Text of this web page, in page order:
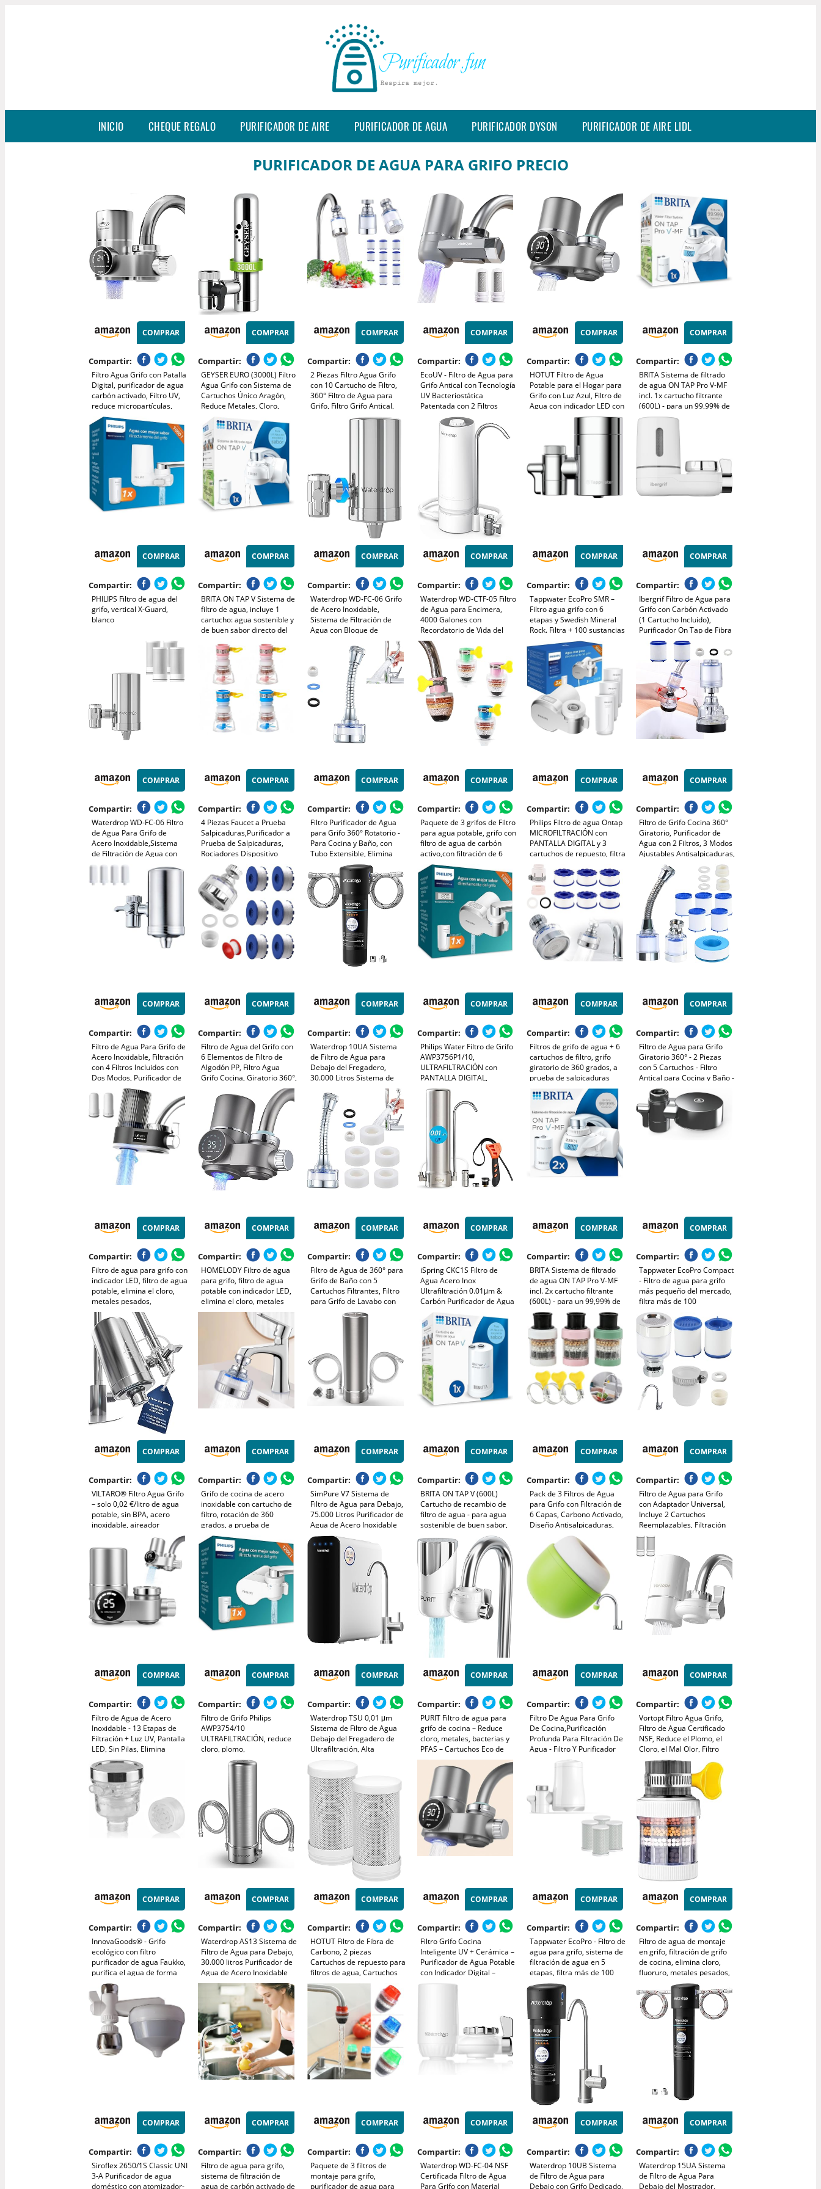
INICIO CHEQUE REGALO PURIFICADOR DE AIRE PURIFICADOR DE AGUA PURIFICADOR DYSON PURIFICADOR DE AIRE LIDL
PURIFICADOR DE AGUA PARA GRIFO PRECIO
COMPRAR
Compartir:
Filtro Agua Grifo con Patalla
Digital, purificador de agua
carbón activado, Filtro UV,
reduce micropartículas,
metales y sustancias que
afectan el sabor, un
cartucho 1000 Litros
COMPRAR
Compartir:
GEYSER EURO (3000L) Filtro
Agua Grifo con Sistema de
Cartuchos Único Aragón,
Reduce Metales, Cloro,
Bacterias, Pesticidas, Filtro
de Agua para Grifo
(Cartucho de 3000 l
Incluido)
COMPRAR
Compartir:
2 Piezas Filtro Agua Grifo
con 10 Cartucho de Filtro,
360° Filtro de Agua para
Grifo, Filtro Grifo Antical,
Filtros de Agua para Grifo,
COMPRAR
Compartir:
EcoUV - Filtro de Agua para
Grifo Antical con Tecnología
UV Bacteriostática
Patentada con 2 Filtros
Antical y Fibra de Carbono -
Elimina Cal, Cloro, Bacterias
COMPRAR
Compartir:
HOTUT Filtro de Agua
Potable para el Hogar para
Grifo con Luz Azul, Filtro de
Agua con indicador LED con
1 Cartuchos de Fibra de
COMPRAR
Compartir:
BRITA Sistema de filtrado
de agua ON TAP Pro V-MF
incl. 1x cartucho filtrante
(600L) - para un 99,99% de
agua libre de bacterias,
reduciendo PFAS, incl.
cuenta atrás digital LCD de
COMPRAR
Compartir:
PHILIPS Filtro de agua del
grifo, vertical X-Guard,
blanco
COMPRAR
Compartir:
BRITA ON TAP V Sistema de
filtro de agua, incluye 1
cartucho: agua sostenible y
de buen sabor directo del
micropartículas, PFAS,
metales y sustancias que
afectan el sabor.
COMPRAR
Compartir:
Waterdrop WD-FC-06 Grifo
de Acero Inoxidable,
Sistema de Filtración de
Agua con Bloque de
Carbón, Elimina el Cloro, los
Metales Pesados y el Mal
Sabor (1 Filtro Incluido)
COMPRAR
Compartir:
Waterdrop WD-CTF-05 Filtro
de Agua para Encimera,
4000 Galones con
Recordatorio de Vida del
Filtro, Reduce los Metales
Pesados, el mal Olor y 99%
de Cloro (1 Filtro Incluido)
COMPRAR
Compartir:
Tappwater EcoPro SMR –
Filtro agua grifo con 6
etapas y Swedish Mineral
Rock. Filtra + 100 sustancias
y añade minerales
esenciales para agua pura y
saludable. Purificador agua
con tecnología exclusiva
COMPRAR
Compartir:
Ibergrif Filtro de Agua para
Grifo con Carbón Activado
(1 Cartucho Incluido),
Purificador On Tap de Fibra
que Reduce Cloro, PFAS,
Sedimentos y Mal Sabor,
Fácil Instalación, Blanco,
COMPRAR
Compartir:
Waterdrop WD-FC-06 Filtro
de Agua Para Grifo de
Acero Inoxidable,Sistema
de Filtración de Agua con
Bloque de Carbón,Reduce el
Cloro,el olor y el Mal
Sabor(4 Filtros Incluidos)
COMPRAR
Compartir:
4 Piezas Faucet a Prueba
Salpicaduras,Purificador a
Prueba de Salpicaduras,
Rociadores Dispositivo
Ahorro Agua,utilizado en
grifos plegables de cocina,
baño y ducha(Rosa,azul)
COMPRAR
Compartir:
Filtro Purificador de Agua
para Grifo 360° Rotatorio -
Para Cocina y Baño, con
Tubo Extensible, Elimina
Cloro, Fluoruro, Metales
Pesados y Cal (Agua Dura)
COMPRAR
Compartir:
Paquete de 3 grifos de Filtro
para agua potable, grifo con
filtro de agua de carbón
activo,con filtración de 6
capas, Accesorio de filtro de
agua para cocina (Azul,
Verde, Rojo)
COMPRAR
Compartir:
Philips Filtro de agua Ontap
MICROFILTRACIÓN con
PANTALLA DIGITAL y 3
cartuchos de repuesto, filtra
sedimentos, cloro y otras
sustancias que alteran el
sabor, capacidad de
filtración de 1000 L
COMPRAR
Compartir:
Filtro de Grifo Cocina 360°
Giratorio, Purificador de
Agua con 2 Filtros, 3 Modos
Ajustables Antisalpicaduras,
Ahorrador de Agua
Universal
COMPRAR
Compartir:
Filtro de Agua Para Grifo de
Acero Inoxidable, Filtración
con 4 Filtros Incluidos con
Dos Modos, Purificador de
Agua Reduce el Cloro
COMPRAR
Compartir:
Filtro de Agua del Grifo con
6 Elementos de Filtro de
Algodón PP, Filtro Agua
Grifo Cocina, Giratorio 360°,
Filtro de Agua para Grifo,
Filtros de Agua para Grifo,
para Cocina y Baño
COMPRAR
Compartir:
Waterdrop 10UA Sistema
de Filtro de Agua para
Debajo del Fregadero,
30.000 Litros Sistema de
Filtrado de Agua de Alta
Capacidad, Certificado
NSF/ANSI 42, Reduce el
99,99% de Plomo, Cloro,
Mal Sabor
COMPRAR
Compartir:
Philips Water Filtro de Grifo
AWP3756P1/10,
ULTRAFILTRACIÓN con
PANTALLA DIGITAL,
capacidad de filtración de
1200 L, reduce CLORO,
PLOMO, MICROPLÁSTICOS y
BACTERIAS
COMPRAR
Compartir:
Filtros de grifo de agua + 6
cartuchos de filtro, grifo
giratorio de 360 grados, a
prueba de salpicaduras
para el hogar, cocina y baño
COMPRAR
Compartir:
Filtro de Agua para Grifo
Giratorio 360° - 2 Piezas
con 5 Cartuchos - Filtro
Antical para Cocina y Baño -
Filtro Universal para Agua
Potable con Adaptadores
COMPRAR
Compartir:
Filtro de agua para grifo con
indicador LED, filtro de agua
potable, elimina el cloro,
metales pesados,
esterilización UV, filtro de
agua del grifo (con 2 filtros)
para cocina, viajes,
mascotas
COMPRAR
Compartir:
HOMELODY Filtro de agua
para grifo, filtro de agua
potable con indicador LED,
elimina el cloro, metales
pesados y mal sabor, filtro
de grifo con luz azul para
cocina (1 filtro)
COMPRAR
Compartir:
Filtro de Agua de 360° para
Grifo de Baño con 5
Cartuchos Filtrantes, Filtro
para Grifo de Lavabo con
Tubo Extensible para
Cocina y Baño, que elimina
pesados y agua dura.
COMPRAR
Compartir:
iSpring CKC1S Filtro de
Agua Acero Inox
Ultrafiltración 0.01μm &
Carbón Purificador de Agua
Grifo Fregadero Cocina
Ideal Inquilinos
COMPRAR
Compartir:
BRITA Sistema de filtrado
de agua ON TAP Pro V-MF
incl. 2x cartucho filtrante
(600L) - para un 99,99% de
agua libre de bacterias,
reduciendo PFAS, incl.
cuenta atrás digital LCD de
capacidad
COMPRAR
Compartir:
Tappwater EcoPro Compact
- Filtro de agua para grifo
más pequeño del mercado,
filtra más de 100
sustancias. Sistema de
filtración en 5 etapas con
nanotecnología. Filtro de
COMPRAR
Compartir:
VILTARO® Filtro Agua Grifo
– solo 0,02 €/litro de agua
potable, sin BPA, acero
inoxidable, aireador
ahorrador de agua, filtro de
carbón activo | Filtro de
agua para grifo, filtro grifo
COMPRAR
Compartir:
Grifo de cocina de acero
inoxidable con cartucho de
filtro, rotación de 360
grados, a prueba de
salpicaduras, accesorio
para fregadero (1 juego,
filtro-6,5 x 5 cm)
COMPRAR
Compartir:
SimPure V7 Sistema de
Filtro de Agua para Debajo,
75.000 Litros Purificador de
Agua de Acero Inoxidable
de 5 Etapas, Reduce 99%
Plomo, Cloro, Sabores y
Olores, Conexión Directa al
Grifo de la Cocina
COMPRAR
Compartir:
BRITA ON TAP V (600L)
Cartucho de recambio de
filtro de agua - para agua
sostenible de buen sabor,
reduce las micro partículas,
PFAS, los metales pesados y
otras sustancias que
alteran el sabor
COMPRAR
Compartir:
Pack de 3 Filtros de Agua
para Grifo con Filtración de
6 Capas, Carbono Activado,
Diseño Antisalpicaduras,
Para Cocina y Baño,
Diámetro de Instalación 15-
32 mm, Purificación
Eficiente y Segura
COMPRAR
Compartir:
Filtro de Agua para Grifo
con Adaptador Universal,
Incluye 2 Cartuchos
Reemplazables, Filtración
de Agua de Carbono
Eliminar Metales Pesados,
Cloro, Protege la Salud
COMPRAR
Compartir:
Filtro de Agua de Acero
Inoxidable - 13 Etapas de
Filtración + Luz UV, Pantalla
LED, Sin Pilas, Elimina
Cloro/Metales
Pesados/Olores
COMPRAR
Compartir:
Filtro de Grifo Philips
AWP3754/10
ULTRAFILTRACIÓN, reduce
cloro, plomo,
microplásticos, bacterias,
capacidad de filtración de
1200 L, El embalaje puede
COMPRAR
Compartir:
Waterdrop TSU 0,01 μm
Sistema de Filtro de Agua
Debajo del Fregadero de
Ultrafiltración, Alta
Panel Inteligente, Sin Aguas
Residuales, Reducir PFAS,
PFOA/PFOS
COMPRAR
Compartir:
PURIT Filtro de agua para
grifo de cocina – Reduce
cloro, metales, bacterias y
PFAS – Cartuchos Eco de
cerámica diatomea y
carbón activo vegetal, 1
unidad incluida – 1000 l.
COMPRAR
Compartir:
Filtro De Agua Para Grifo
De Cocina,Purificación
Profunda Para Filtración De
Agua - Filtro Y Purificador
De Para Grifo De Cocina |
COMPRAR
Compartir:
Vortopt Filtro Agua Grifo,
Filtro de Agua Certificado
NSF, Reduce el Plomo, el
Cloro, el Mal Olor, Filtro
purificador Agua Grifo
Cocina, Adapta a Grifos
Estándar, T1(2 filtros)
COMPRAR
Compartir:
InnovaGoods® - Grifo
ecológico con filtro
purificador de agua Faukko,
purifica el agua de forma
segura y eficiente, con
diseño de grifo y filtro
purificador, ideal para el
hogar.
COMPRAR
Compartir:
Waterdrop AS13 Sistema de
Filtro de Agua para Debajo,
30.000 litros Purificador de
Agua de Acero Inoxidable
de 5+1 Grado, Certificado
NSF/ANSI 42, Reduce
Plomo, Cloro, Sabores y
Olores
COMPRAR
Compartir:
HOTUT Filtro de Fibra de
Carbono, 2 piezas
Cartuchos de repuesto para
filtros de agua, Cartuchos
de Repuesto para Filtros de
Agua para Filtro de Agua
Grifo, Filtros de Cloro,
Sedimentos
COMPRAR
Compartir:
Filtro Grifo Cocina
Inteligente UV + Cerámica –
Purificador de Agua Potable
con Indicador Digital –
Elimina Cloro, Bacterias y
COMPRAR
Compartir:
Tappwater EcoPro - Filtro de
agua para grifo, sistema de
filtración de agua en 5
etapas, filtra más de 100
sustancias, incluyendo
cloro, cal y mal sabor (4
recambios incluidos)
COMPRAR
Compartir:
Filtro de agua de montaje
en grifo, filtración de grifo
de cocina, elimina cloro,
fluoruro, metales pesados,
agua dura, purificador de
grifo para baño
COMPRAR
Compartir:
Siroflex 2650/1S Classic UNI
3-A Purificador de agua
doméstico con atomizador-
COMPRAR
Compartir:
Filtro de agua para grifo,
sistema de filtración de
agua de carbón activado de
COMPRAR
Compartir:
Paquete de 3 filtros de
montaje para grifo,
purificador de agua para
COMPRAR
Compartir:
Waterdrop WD-FC-04 NSF
Certificada Filtro de Agua
Para Grifo con Material
COMPRAR
Compartir:
Waterdrop 10UB Sistema
de Filtro de Agua para
Debajo con Grifo Dedicado,
COMPRAR
Compartir:
Waterdrop 15UA Sistema
de Filtro de Agua Para
Debajo del Mostrador,